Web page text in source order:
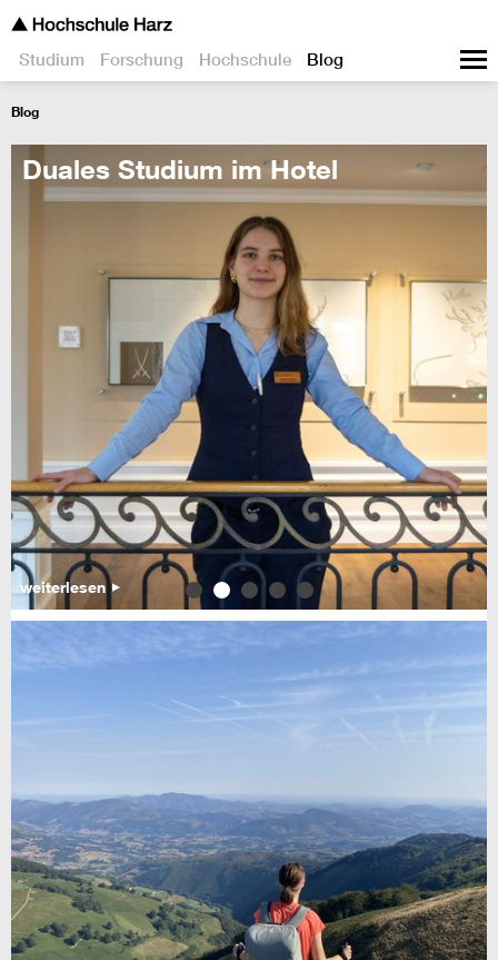
Studium Forschung Hochschule Blog
Blog
Duales Studium im Hotel
weiterlesen